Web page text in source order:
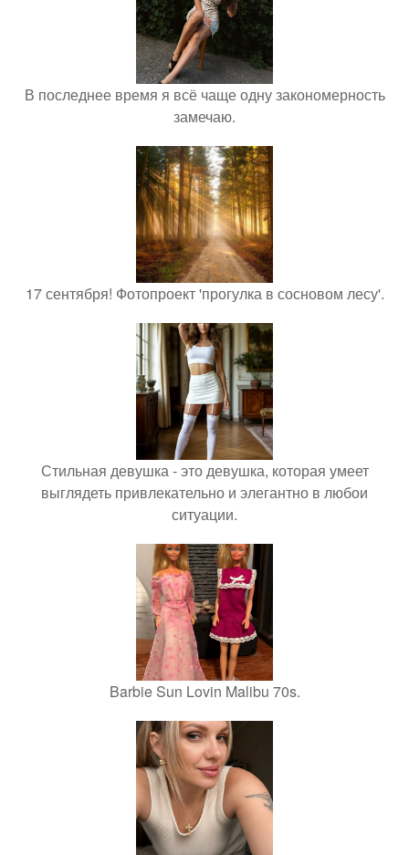
В последнее время я всё чаще одну закономерность
замечаю.
17 сентября! Фотопроект 'прогулка в сосновом лесу'.
Стильная девушка - это девушка, которая умеет
выглядеть привлекательно и элегантно в любои
ситуации.
Barbie Sun Lovin Malibu 70s.